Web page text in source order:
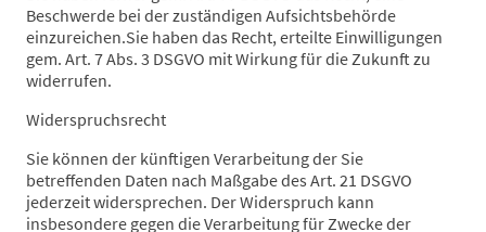
Beschwerde bei der zuständigen Aufsichtsbehörde
einzureichen.Sie haben das Recht, erteilte Einwilligungen
gem. Art. 7 Abs. 3 DSGVO mit Wirkung für die Zukunft zu
widerrufen.
Widerspruchsrecht
Sie können der künftigen Verarbeitung der Sie
betreffenden Daten nach Maßgabe des Art. 21 DSGVO
jederzeit widersprechen. Der Widerspruch kann
insbesondere gegen die Verarbeitung für Zwecke der